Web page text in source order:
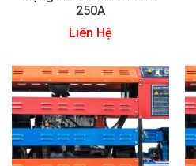
250A
Liên Hệ